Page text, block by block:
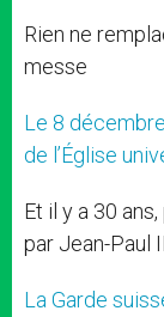
Rien ne
messe
Le 8
de l’Église
Et il y a 30
par Jean-Paul II
La Garde